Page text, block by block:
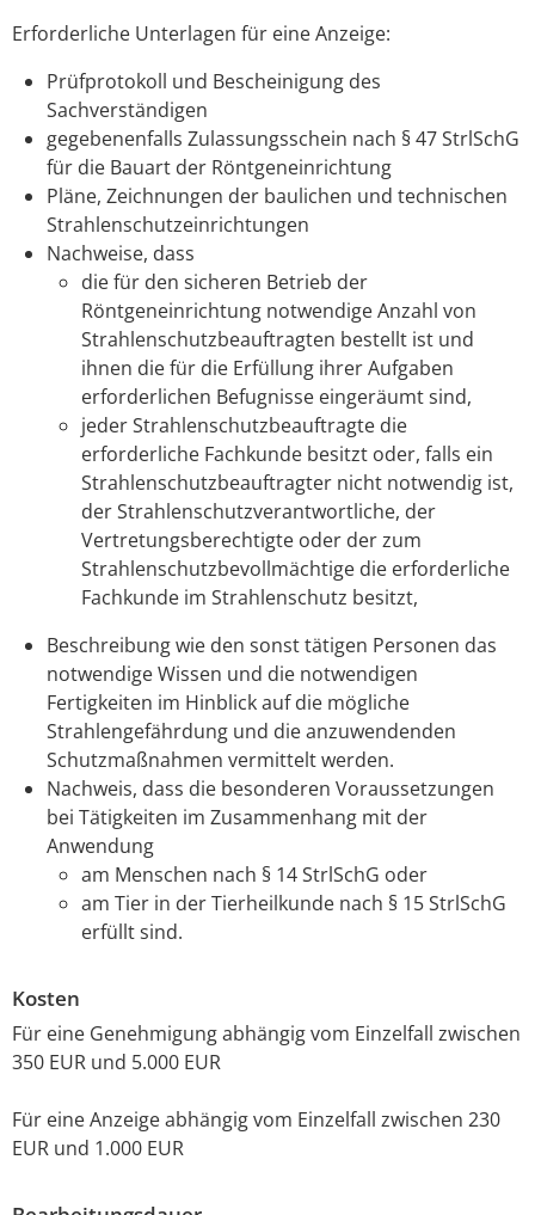
Erforderliche Unterlagen für eine Anzeige:
Prüfprotokoll und Bescheinigung des
Sachverständigen
gegebenenfalls Zulassungsschein nach § 47 StrlSchG
für die Bauart der Röntgeneinrichtung
Pläne, Zeichnungen der baulichen und technischen
Strahlenschutzeinrichtungen
Nachweise, dass
die für den sicheren Betrieb der
Röntgeneinrichtung notwendige Anzahl von
Strahlenschutzbeauftragten bestellt ist und
ihnen die für die Erfüllung ihrer Aufgaben
erforderlichen Befugnisse eingeräumt sind,
jeder Strahlenschutzbeauftragte die
erforderliche Fachkunde besitzt oder, falls ein
Strahlenschutzbeauftragter nicht notwendig ist,
der Strahlenschutzverantwortliche, der
Vertretungsberechtigte oder der zum
Strahlenschutzbevollmächtige die erforderliche
Fachkunde im Strahlenschutz besitzt,
Beschreibung wie den sonst tätigen Personen das
notwendige Wissen und die notwendigen
Fertigkeiten im Hinblick auf die mögliche
Strahlengefährdung und die anzuwendenden
Schutzmaßnahmen vermittelt werden.
Nachweis, dass die besonderen Voraussetzungen
bei Tätigkeiten im Zusammenhang mit der
Anwendung
am Menschen nach § 14 StrlSchG oder
am Tier in der Tierheilkunde nach § 15 StrlSchG
erfüllt sind.
Kosten
Für eine Genehmigung abhängig vom Einzelfall zwischen
350 EUR und 5.000 EUR
Für eine Anzeige abhängig vom Einzelfall zwischen 230
EUR und 1.000 EUR